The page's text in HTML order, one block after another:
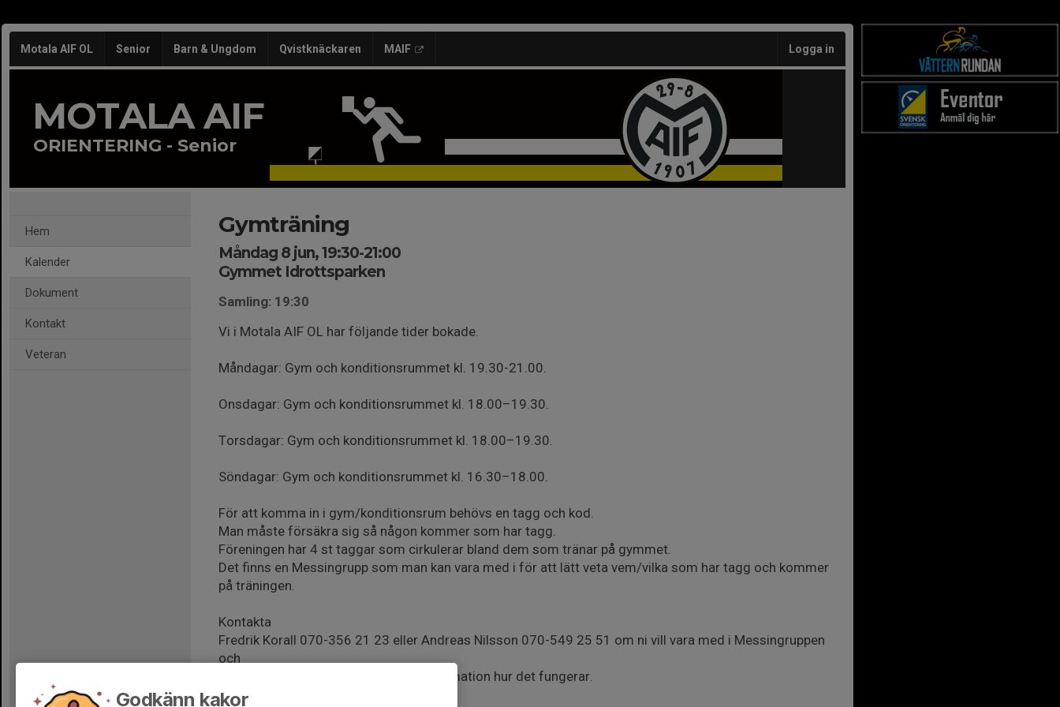
Motala AIF OL Senior Barn & Ungdom Qvistknäckaren MAIF Logga in
MOTALA AIF
ORIENTERING - Senior
Hem
Kalender
Dokument
Kontakt
Veteran
Gymträning
Måndag 8 jun, 19:30-21:00
Gymmet Idrottsparken
Samling: 19:30
Vi i Motala AIF OL har följande tider bokade.
Måndagar: Gym och konditionsrummet kl. 19.30-21.00.
Onsdagar: Gym och konditionsrummet kl. 18.00–19.30.
Torsdagar: Gym och konditionsrummet kl. 18.00–19.30.
Söndagar: Gym och konditionsrummet kl. 16.30–18.00.
För att komma in i gym/konditionsrum behövs en tagg och kod.
Man måste försäkra sig så någon kommer som har tagg.
Föreningen har 4 st taggar som cirkulerar bland dem som tränar på gymmet.
Det finns en Messingrupp som man kan vara med i för att lätt veta vem/vilka som har tagg och kommer
på träningen.
Kontakta
Fredrik Korall 070-356 21 23 eller Andreas Nilsson 070-549 25 51 om ni vill vara med i Messingruppen
och
för eventuellt lån av tagg och mer information hur det fungerar.
Godkänn kakor